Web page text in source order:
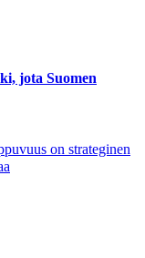
jota Suomen
on strateginen